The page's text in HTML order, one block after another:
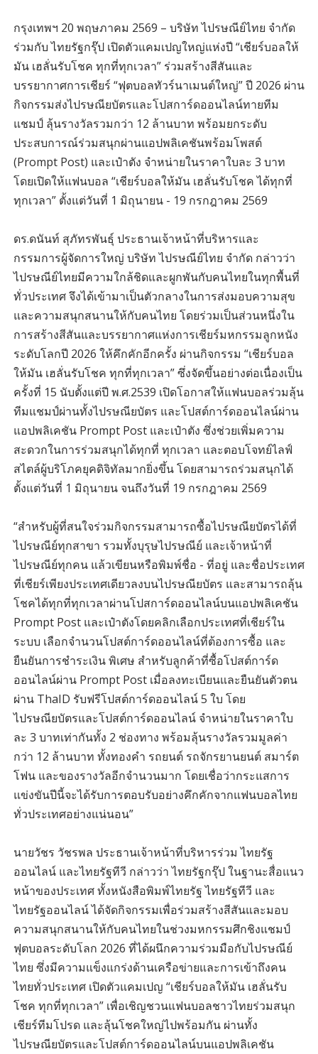
กรุงเทพฯ 20 พฤษภาคม 2569 – บริษัท ไปรษณีย์ไทย จำกัด
ร่วมกับ ไทยรัฐกรุ๊ป เปิดตัวแคมเปญใหญ่แห่งปี “เชียร์บอลให้
มัน เฮลั่นรับโชค ทุกที่ทุกเวลา” ร่วมสร้างสีสันและ
บรรยากาศการเชียร์ “ฟุตบอลทัวร์นาเมนต์ใหญ่” ปี 2026 ผ่าน
กิจกรรมส่งไปรษณียบัตรและโปสการ์ดออนไลน์ทายทีม
แชมป์ ลุ้นรางวัลรวมกว่า 12 ล้านบาท พร้อมยกระดับ
ประสบการณ์ร่วมสนุกผ่านแอปพลิเคชันพร้อมโพสต์
(Prompt Post) และเป๋าตัง จำหน่ายในราคาใบละ 3 บาท
โดยเปิดให้แฟนบอล “เชียร์บอลให้มัน เฮลั่นรับโชค ได้ทุกที่
ทุกเวลา” ตั้งแต่วันที่ 1 มิถุนายน - 19 กรกฎาคม 2569
ดร.ดนันท์ สุภัทรพันธุ์ ประธานเจ้าหน้าที่บริหารและ
กรรมการผู้จัดการใหญ่ บริษัท ไปรษณีย์ไทย จำกัด กล่าวว่า
ไปรษณีย์ไทยมีความใกล้ชิดและผูกพันกับคนไทยในทุกพื้นที่
ทั่วประเทศ จึงได้เข้ามาเป็นตัวกลางในการส่งมอบความสุข
และความสนุกสนานให้กับคนไทย โดยร่วมเป็นส่วนหนึ่งใน
การสร้างสีสันและบรรยากาศแห่งการเชียร์มหกรรมลูกหนัง
ระดับโลกปี 2026 ให้คึกคักอีกครั้ง ผ่านกิจกรรม “เชียร์บอล
ให้มัน เฮลั่นรับโชค ทุกที่ทุกเวลา” ซึ่งจัดขึ้นอย่างต่อเนื่องเป็น
ครั้งที่ 15 นับตั้งแต่ปี พ.ศ.2539 เปิดโอกาสให้แฟนบอลร่วมลุ้น
ทีมแชมป์ผ่านทั้งไปรษณียบัตร และโปสต์การ์ดออนไลน์ผ่าน
แอปพลิเคชัน Prompt Post และเป๋าตัง ซึ่งช่วยเพิ่มความ
สะดวกในการร่วมสนุกได้ทุกที่ ทุกเวลา และตอบโจทย์ไลฟ์
สไตล์ผู้บริโภคยุคดิจิทัลมากยิ่งขึ้น โดยสามารถร่วมสนุกได้
ตั้งแต่วันที่ 1 มิถุนายน จนถึงวันที่ 19 กรกฎาคม 2569
“สำหรับผู้ที่สนใจร่วมกิจกรรมสามารถซื้อไปรษณียบัตรได้ที่
ไปรษณีย์ทุกสาขา รวมทั้งบุรุษไปรษณีย์ และเจ้าหน้าที่
ไปรษณีย์ทุกคน แล้วเขียนหรือพิมพ์ชื่อ - ที่อยู่ และชื่อประเทศ
ที่เชียร์เพียงประเทศเดียวลงบนไปรษณียบัตร และสามารถลุ้น
โชคได้ทุกที่ทุกเวลาผ่านโปสการ์ดออนไลน์บนแอปพลิเคชัน
Prompt Post และเป๋าตังโดยคลิกเลือกประเทศที่เชียร์ใน
ระบบ เลือกจำนวนโปสต์การ์ดออนไลน์ที่ต้องการซื้อ และ
ยืนยันการชำระเงิน พิเศษ สำหรับลูกค้าที่ซื้อโปสต์การ์ด
ออนไลน์ผ่าน Prompt Post เมื่อลงทะเบียนและยืนยันตัวตน
ผ่าน ThaID รับฟรีโปสต์การ์ดออนไลน์ 5 ใบ โดย
ไปรษณียบัตรและโปสต์การ์ดออนไลน์ จำหน่ายในราคาใบ
ละ 3 บาทเท่ากันทั้ง 2 ช่องทาง พร้อมลุ้นรางวัลรวมมูลค่า
กว่า 12 ล้านบาท ทั้งทองคำ รถยนต์ รถจักรยานยนต์ สมาร์ต
โฟน และของรางวัลอีกจำนวนมาก โดยเชื่อว่ากระแสการ
แข่งขันปีนี้จะได้รับการตอบรับอย่างคึกคักจากแฟนบอลไทย
ทั่วประเทศอย่างแน่นอน”
นายวัชร วัชรพล ประธานเจ้าหน้าที่บริหารร่วม ไทยรัฐ
ออนไลน์ และไทยรัฐทีวี กล่าวว่า ไทยรัฐกรุ๊ป ในฐานะสื่อแนว
หน้าของประเทศ ทั้งหนังสือพิมพ์ไทยรัฐ ไทยรัฐทีวี และ
ไทยรัฐออนไลน์ ได้จัดกิจกรรมเพื่อร่วมสร้างสีสันและมอบ
ความสนุกสนานให้กับคนไทยในช่วงมหกรรมศึกชิงแชมป์
ฟุตบอลระดับโลก 2026 ที่ได้ผนึกความร่วมมือกับไปรษณีย์
ไทย ซึ่งมีความแข็งแกร่งด้านเครือข่ายและการเข้าถึงคน
ไทยทั่วประเทศ เปิดตัวแคมเปญ “เชียร์บอลให้มัน เฮลั่นรับ
โชค ทุกที่ทุกเวลา” เพื่อเชิญชวนแฟนบอลชาวไทยร่วมสนุก
เชียร์ทีมโปรด และลุ้นโชคใหญ่ไปพร้อมกัน ผ่านทั้ง
ไปรษณียบัตรและโปสต์การ์ดออนไลน์บนแอปพลิเคชัน